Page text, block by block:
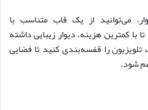
می‌توانید از یک قاب متناسب با
با کمترین هزینه، دیوار زیبایی داشته
را قفسه‌بندی کنید تا فضایی
شود.